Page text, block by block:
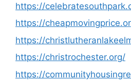
https://
https://
https://
https://christrochester.org/
https://